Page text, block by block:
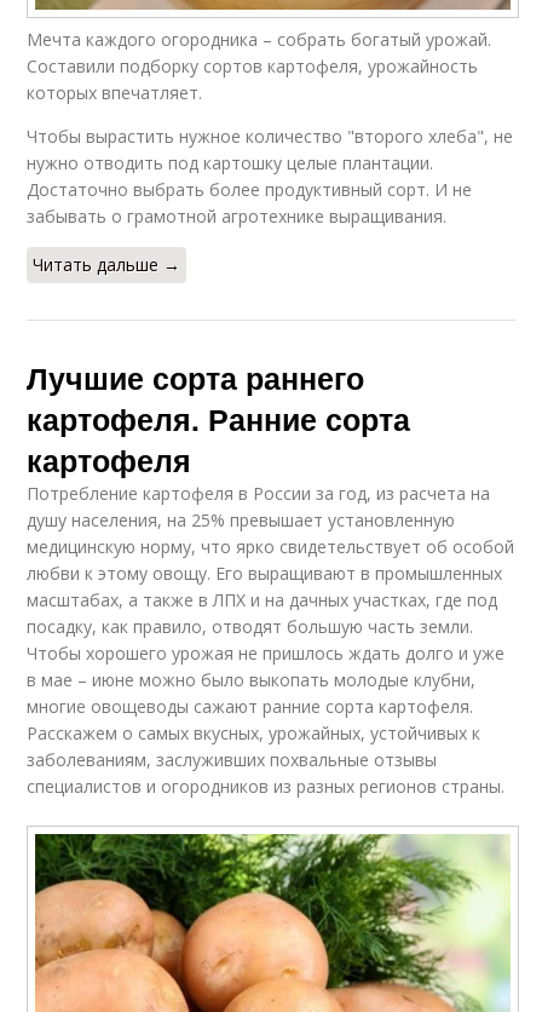
Мечта каждого огородника – собрать богатый урожай.
Составили подборку сортов картофеля, урожайность
которых впечатляет.
Чтобы вырастить нужное количество "второго хлеба", не
нужно отводить под картошку целые плантации.
Достаточно выбрать более продуктивный сорт. И не
забывать о грамотной агротехнике выращивания.
Читать дальше →
Лучшие сорта раннего
картофеля. Ранние сорта
картофеля
Потребление картофеля в России за год, из расчета на
душу населения, на 25% превышает установленную
медицинскую норму, что ярко свидетельствует об особой
любви к этому овощу. Его выращивают в промышленных
масштабах, а также в ЛПХ и на дачных участках, где под
посадку, как правило, отводят большую часть земли.
Чтобы хорошего урожая не пришлось ждать долго и уже
в мае – июне можно было выкопать молодые клубни,
многие овощеводы сажают ранние сорта картофеля.
Расскажем о самых вкусных, урожайных, устойчивых к
заболеваниям, заслуживших похвальные отзывы
специалистов и огородников из разных регионов страны.